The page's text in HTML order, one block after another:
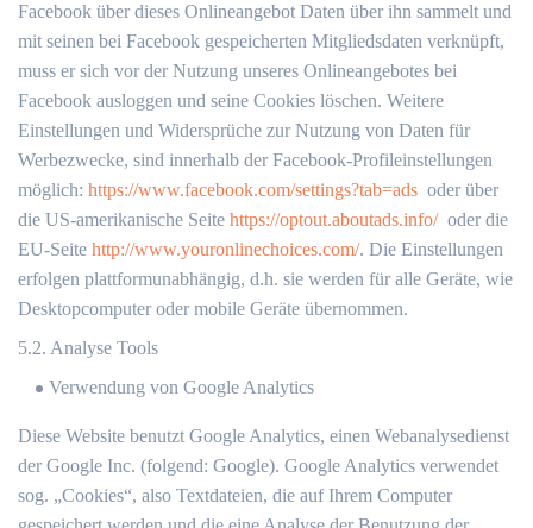
Facebook über dieses Onlineangebot Daten über ihn sammelt und
mit seinen bei Facebook gespeicherten Mitgliedsdaten verknüpft,
muss er sich vor der Nutzung unseres Onlineangebotes bei
Facebook ausloggen und seine Cookies löschen. Weitere
Einstellungen und Widersprüche zur Nutzung von Daten für
Werbezwecke, sind innerhalb der Facebook-Profileinstellungen
möglich: https://www.facebook.com/settings?tab=ads oder über
die US-amerikanische Seite https://optout.aboutads.info/oder die
EU-Seite http://www.youronlinechoices.com/. Die Einstellungen
erfolgen plattformunabhängig, d.h. sie werden für alle Geräte, wie
Desktopcomputer oder mobile Geräte übernommen.
5.2. Analyse Tools
Verwendung von Google Analytics
Diese Website benutzt Google Analytics, einen Webanalysedienst
der Google Inc. (folgend: Google). Google Analytics verwendet
sog. „Cookies“, also Textdateien, die auf Ihrem Computer